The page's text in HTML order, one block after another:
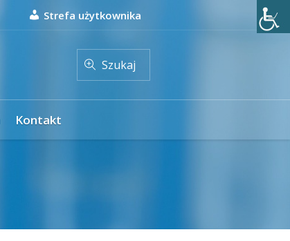
Strefa użytkownika
Szukaj
Kontakt